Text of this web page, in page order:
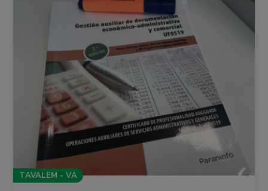
TAVALEM - VA